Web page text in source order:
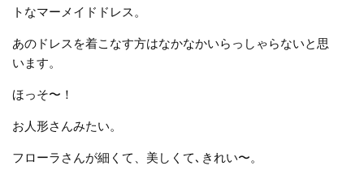
トなマーメイドドレス。
あのドレスを着こなす方はなかなかいらっしゃらないと思
います。
ほっそ〜！
お人形さんみたい。
フローラさんが細くて、美しくて､きれい〜。